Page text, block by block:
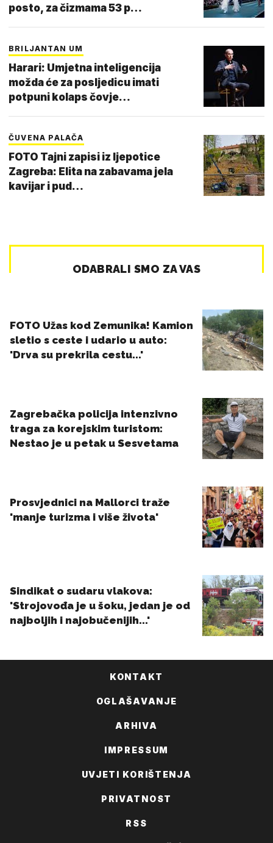
posto, za čizmama 53 p…
BRILJANTAN UM
Harari: Umjetna inteligencija
možda će za posljedicu imati
potpuni kolaps čovje…
ČUVENA PALAČA
FOTO Tajni zapisi iz ljepotice
Zagreba: Elita na zabavama jela
kavijar i pud…
KONTAKT
OGLAŠAVANJE
ARHIVA
IMPRESSUM
UVJETI KORIŠTENJA
PRIVATNOST
RSS